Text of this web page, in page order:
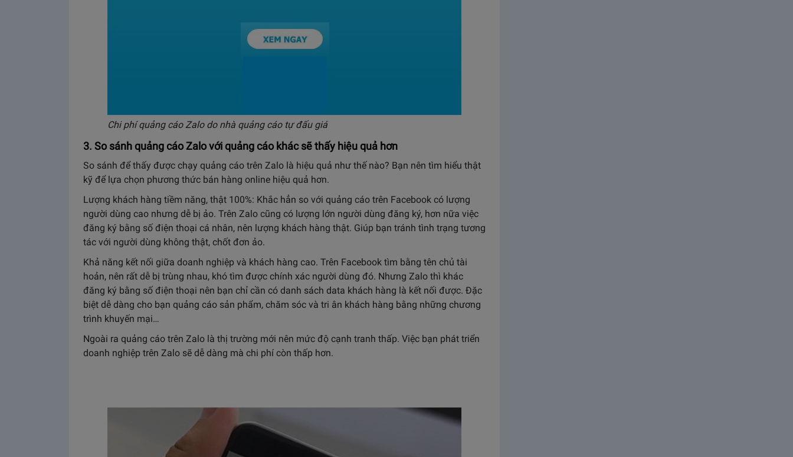
Chi phí quảng cáo Zalo do nhà quảng cáo tự đấu giá
3. So sánh quảng cáo Zalo với quảng cáo khác sẽ thấy hiệu quả hơn
So sánh để thấy được chạy quảng cáo trên Zalo là hiệu quả như thế nào? Bạn nên tìm hiểu thật
kỹ để lựa chọn phương thức bán hàng online hiệu quả hơn.
Lượng khách hàng tiềm năng, thật 100%: Khắc hẳn so với quảng cáo trên Facebook có lượng
người dùng cao nhưng dễ bị ảo. Trên Zalo cũng có lượng lớn người dùng đăng ký, hơn nữa việc
đăng ký bằng số điện thoại cá nhân, nên lượng khách hàng thật. Giúp bạn tránh tình trạng tương
tác với người dùng không thật, chốt đơn ảo.
Khả năng kết nối giữa doanh nghiệp và khách hàng cao. Trên Facebook tìm bằng tên chủ tài
hoản, nên rất dễ bị trùng nhau, khó tìm được chính xác người dùng đó. Nhưng Zalo thì khác
đăng ký bằng số điện thoại nên bạn chỉ cần có danh sách data khách hàng là kết nối được. Đặc
biệt dễ dàng cho bạn quảng cáo sản phẩm, chăm sóc và tri ân khách hàng bằng những chương
trình khuyến mại…
Ngoài ra quảng cáo trên Zalo là thị trường mới nên mức độ cạnh tranh thấp. Việc bạn phát triển
doanh nghiệp trên Zalo sẽ dễ dàng mà chi phí còn thấp hơn.